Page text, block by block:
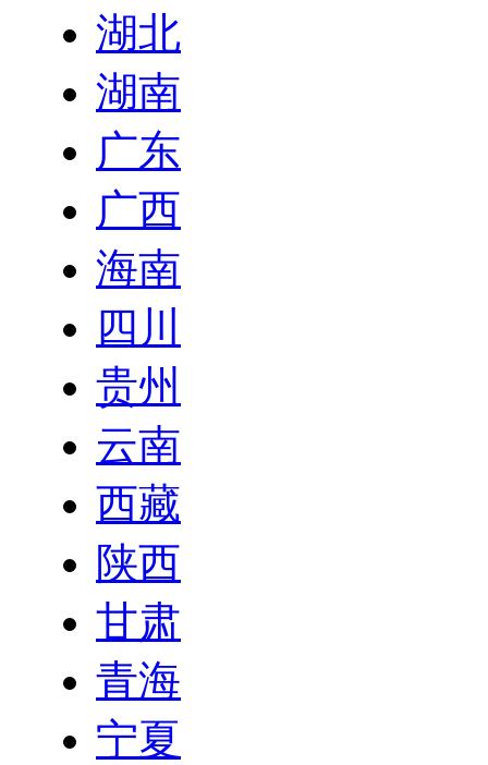
湖北
湖南
广东
广西
海南
四川
贵州
云南
西藏
陕西
甘肃
青海
宁夏